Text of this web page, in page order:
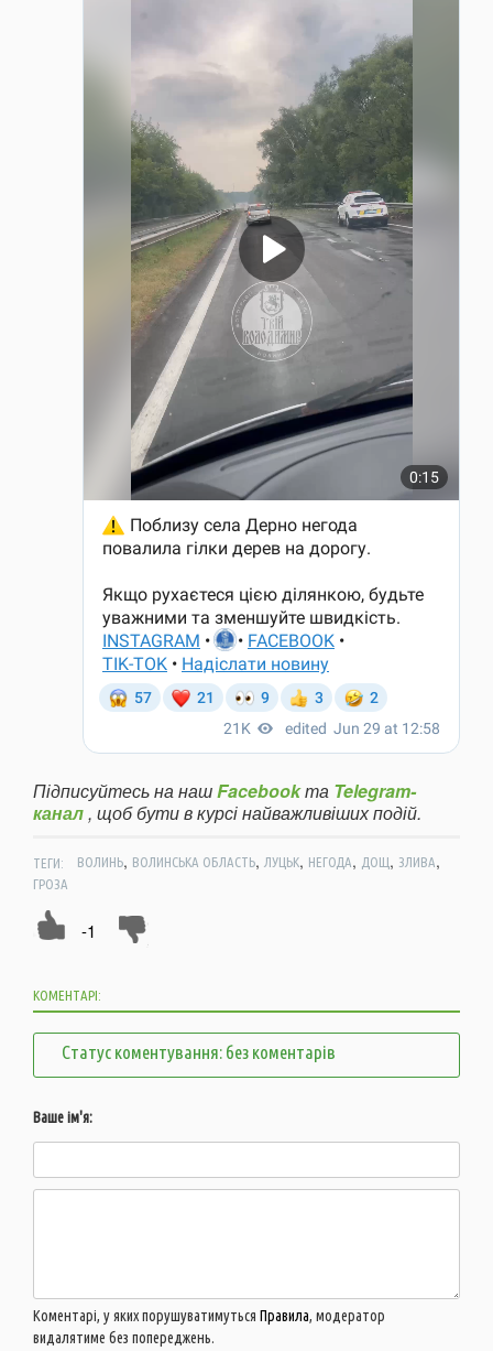
Підписуйтесь на нашFacebookта Telegram-
канал, щоб бути в курсі найважливіших подій.
ТЕГИ: ВОЛИНЬ, ВОЛИНСЬКА ОБЛАСТЬ, ЛУЦЬК, НЕГОДА, ДОЩ, ЗЛИВА,
ГРОЗА
-1
КОМЕНТАРІ:
Статус коментування: без коментарів
Ваше ім'я:
Коментарі, у яких порушуватимуться Правила, модератор
видалятиме без попереджень.